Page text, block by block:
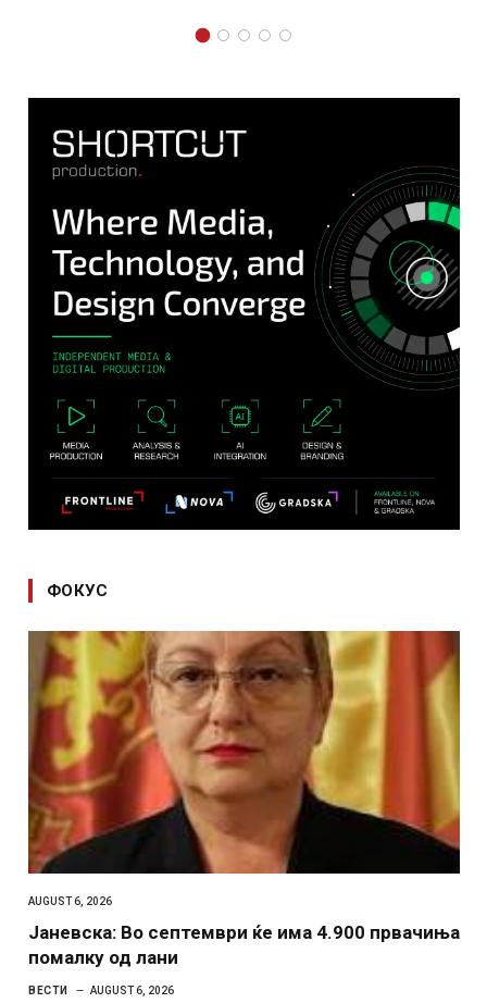
ФОКУС
AUGUST 6, 2026
Јаневска: Во септември ќе има 4.900 првачиња
помалку од лани
ВЕСТИ AUGUST 6, 2026